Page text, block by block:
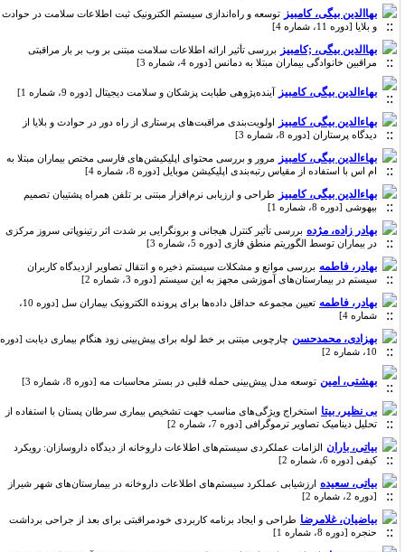
بهاالدین بیگی، کامبیز توسعه و راه‌اندازی سیستم الکترونیک ثبت اطلاعات سلامت در حوادث
و بلایا [دوره 11، شماره 4]
بهاالدین بیگی، ;کامبیز بررسی تأثیر ارائه اطلاعات سلامت مبتنی بر وب بر بار مراقبتی
مراقبین خانوادگی بیماران مبتلا به دمانس [دوره 4، شماره 3]
بهاءالدین بیگی، کامبیز آینده‌پژوهی طبابت پزشکان و سلامت دیجیتال [دوره 9، شماره 1]
بهاءالدین بیگی، کامبیز اولویت‌بندی مراقبت‌های پرستاری از راه دور در حوادث و بلایا از
دیدگاه پرستاران [دوره 8، شماره 3]
بهاءالدین بیگی، کامبیز مرور و بررسی محتوای اپلیکیشن‌های فارسی مختص بیماران مبتلا به
ام اس با استفاده از مقیاس رتبه‌بندی اپلیکیشن موبایل [دوره 8، شماره 4]
بهاءالدین بیگی، کامبیز طراحی و ارزیابی نرم‌افزار مبتنی بر تلفن همراه پشتیبان تصمیم
بیهوشی [دوره 8، شماره 1]
بهادر زاده، مژده بررسی تأثیر کنترل هیجانی و برونگرایی بر شدت اثر رتینوپاتی سروز مرکزی
در بیماران توسط الگوریتم منطق فازی [دوره 5، شماره 3]
بهادر، فاطمه بررسی موانع و مشکلات سیستم ذخیره و انتقال تصاویر ازدیدگاه کاربران
سیستم در بیمارستان‌های آموزشی مجهز به این سیستم [دوره 3، شماره 2]
بهادر، فاطمه
تعیین مجموعه حداقل داده‌ها برای پرونده الکترونیک بیماران سل [دوره 10،
شماره 4]
بهزادی، محمدحسن چارچوبی مبتنی بر خط لوله برای پیش‌بینی زود هنگام بیماری دیابت [دوره
10، شماره 2]
بهشتی، امین توسعه مدل پیش‌بینی حمله قلبی در بستر محاسبات مه [دوره 8، شماره 3]
بی نظیر، بیتا استخراج ویژگی‌های مناسب جهت تشخیص بیماری سرطان پستان با استفاده از
تحلیل دینامیک تصاویر ترموگرافی [دوره 7، شماره 2]
بیاتی، باران
الزامات عملکردی سیستم‌های اطلاعات داروخانه از دیدگاه داروسازان: رویکرد
کیفی [دوره 6، شماره 2]
بیاتی، سعیده ارزشیابی عملکرد سیستم‌های اطلاعات داروخانه در بیمارستان‌های شهر شیراز
[دوره 2، شماره 2]
بیاضیان، غلامرضا طراحی و ایجاد برنامه کاربردی خودمراقبتی برای بعد از جراحی برداشت
حنجره [دوره 8، شماره 1]